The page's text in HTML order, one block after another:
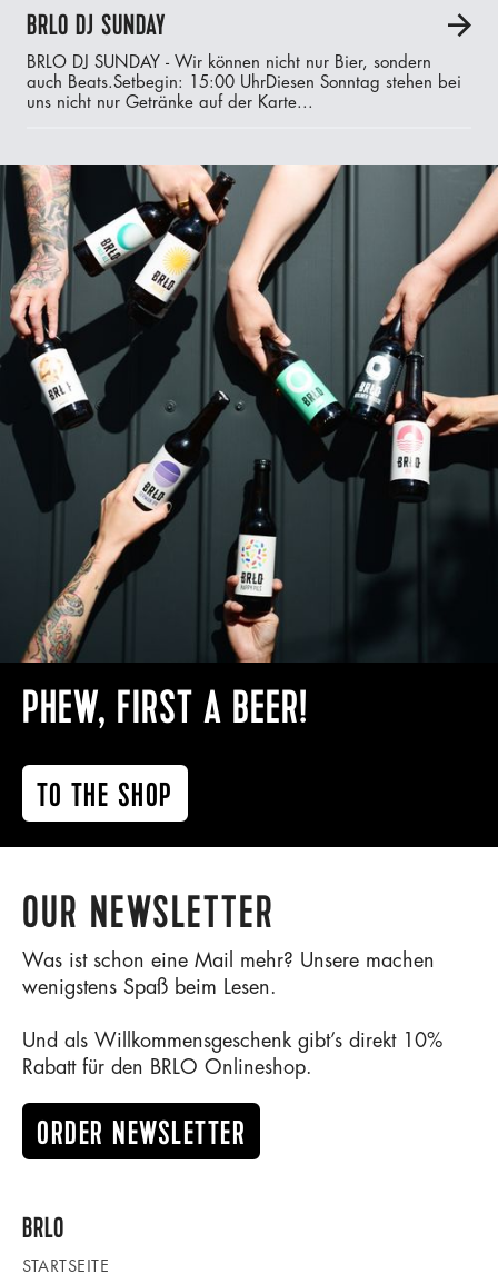
BRLO DJ SUNDAY A
BRLO DJ SUNDAY - Wir können nicht nur Bier, sondern
auch Beats.‍Setbegin: 15:00 UhrDiesen Sonntag stehen bei
uns nicht nur Getränke auf der Karte...
PHEW, FIRST A BEER!
TO THE SHOP
OUR NEWSLETTER
Was ist schon eine Mail mehr? Unsere machen
wenigstens Spaß beim Lesen.
Und als Willkommensgeschenk gibt’s direkt 10%
Rabatt für den BRLO Onlineshop.
ORDER NEWSLETTER
BRLO
STARTSEITE